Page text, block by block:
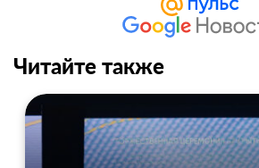
Читайте также